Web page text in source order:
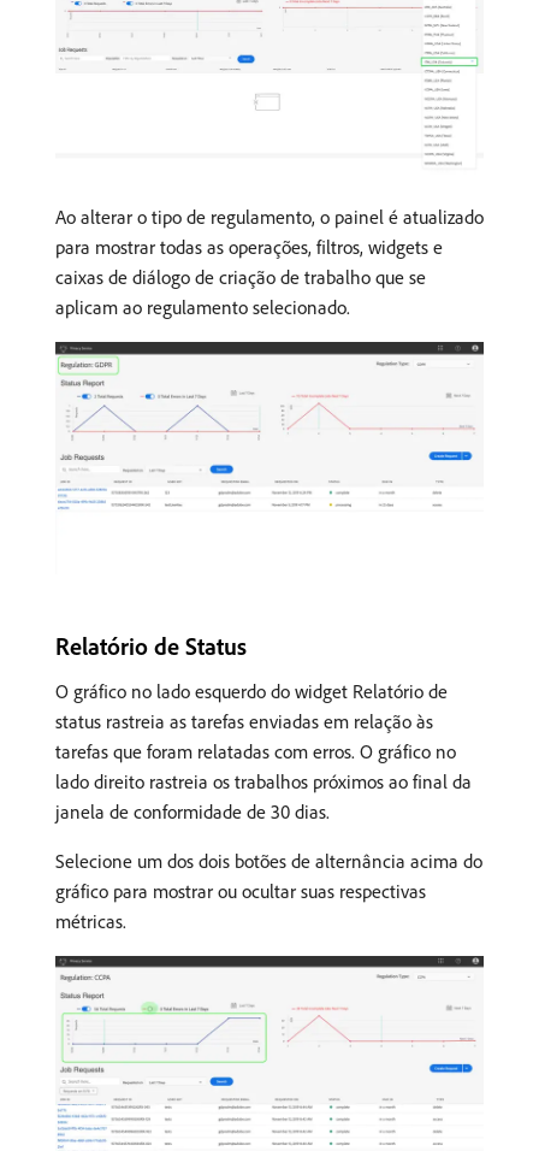
Ao alterar o tipo de regulamento, o painel é atualizado
para mostrar todas as operações, filtros, widgets e
caixas de diálogo de criação de trabalho que se
aplicam ao regulamento selecionado.
Relatório de Status
O gráfico no lado esquerdo do widget Relatório de
status rastreia as tarefas enviadas em relação às
tarefas que foram relatadas com erros. O gráfico no
lado direito rastreia os trabalhos próximos ao final da
janela de conformidade de 30 dias.
Selecione um dos dois botões de alternância acima do
gráfico para mostrar ou ocultar suas respectivas
métricas.